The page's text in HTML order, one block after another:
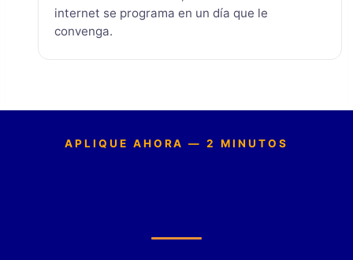
internet se programa en un día que le
convenga.
APLIQUE AHORA — 2 MINUTOS